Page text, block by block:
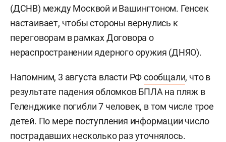
(ДСНВ) между Москвой и Вашингтоном. Генсек
настаивает, чтобы стороны вернулись к
переговорам в рамках Договора о
нераспространении ядерного оружия (ДНЯО).
Напомним, 3 августа власти РФсообщали, что в
результате падения обломков БПЛА на пляж в
Геленджике погибли 7 человек, в том числе трое
детей. По мере поступления информации число
пострадавших несколько раз уточнялось.